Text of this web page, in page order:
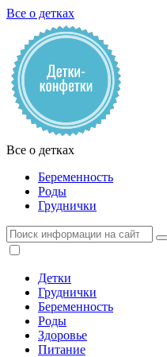
Все о детках
Все о детках
Беременность
Роды
Груднички
Детки
Груднички
Беременность
Роды
Здоровье
Питание